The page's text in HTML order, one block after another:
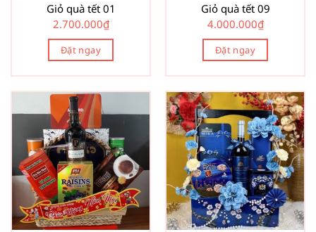
Giỏ quà tết 01
2.700.000₫
Đặt ngay
Giỏ quà tết 09
4.000.000₫
Đặt ngay